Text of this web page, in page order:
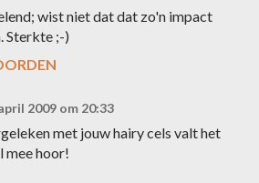
wist niet dat dat zo'n impact
Sterkte ;-)
2009 om 20:33
met jouw hairy cels valt het
mee hoor!